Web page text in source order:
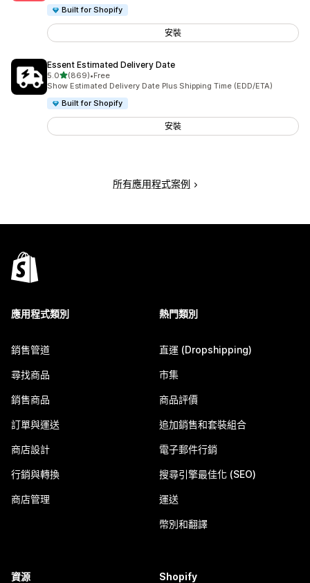
Built for Shopify
安裝
Essent Estimated Delivery Date
5.0滿分 5 顆星
(869)
共有 869 則評價
•Free
Show Estimated Delivery Date Plus Shipping Time (EDD/ETA)
Built for Shopify
安裝
所有應用程式案例
應用程式類別
銷售管道
尋找商品
銷售商品
訂單與運送
商店設計
行銷與轉換
商店管理
熱門類別
直運 (Dropshipping)
市集
商品評價
追加銷售和套裝組合
電子郵件行銷
搜尋引擎最佳化 (SEO)
運送
幣別和翻譯
資源 Shopify